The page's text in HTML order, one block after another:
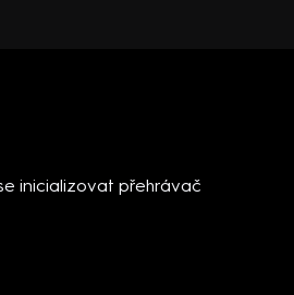
inicializovat přehrávač